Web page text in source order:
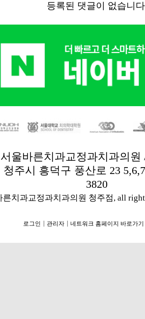
등록된 댓글이 없습니
울바른치과교정과치과의원
주시 흥덕구 풍산로 23
3820
치과교정과치과의원 청주점, all
로그인 관리자 네트워크 홈페이지 바로가기